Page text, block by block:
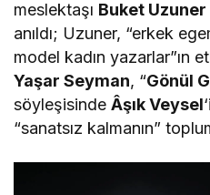
meslektaşı Buket Uzuner
anıldı; Uzuner, “erkek
model kadın yazarlar”ın
Yaşar Seyman, “Gönül
söyleşisindeÂşık Veysel
“sanatsız kalmanın”